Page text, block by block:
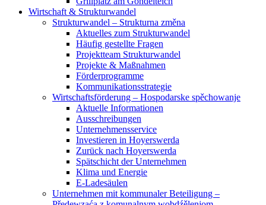
Wirtschaft & Strukturwandel
Strukturwandel – Strukturna změna
Aktuelles zum Strukturwandel
Häufig gestellte Fragen
Projektteam Strukturwandel
Projekte & Maßnahmen
Förderprogramme
Kommunikationsstrategie
Wirtschaftsförderung – Hospodarske spěchowanje
Aktuelle Informationen
Ausschreibungen
Unternehmensservice
Investieren in Hoyerswerda
Zurück nach Hoyerswerda
Spätschicht der Unternehmen
Klima und Energie
E-Ladesäulen
Unternehmen mit kommunaler Beteiligung –